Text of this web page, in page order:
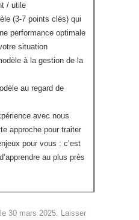
/ utile
(3-7 points clés) qui
performance optimale
situation
à la gestion de la
au regard de
avec nous
approche pour traiter
pour vous : c’est
au plus près
le 30 mars 2025. Laisser